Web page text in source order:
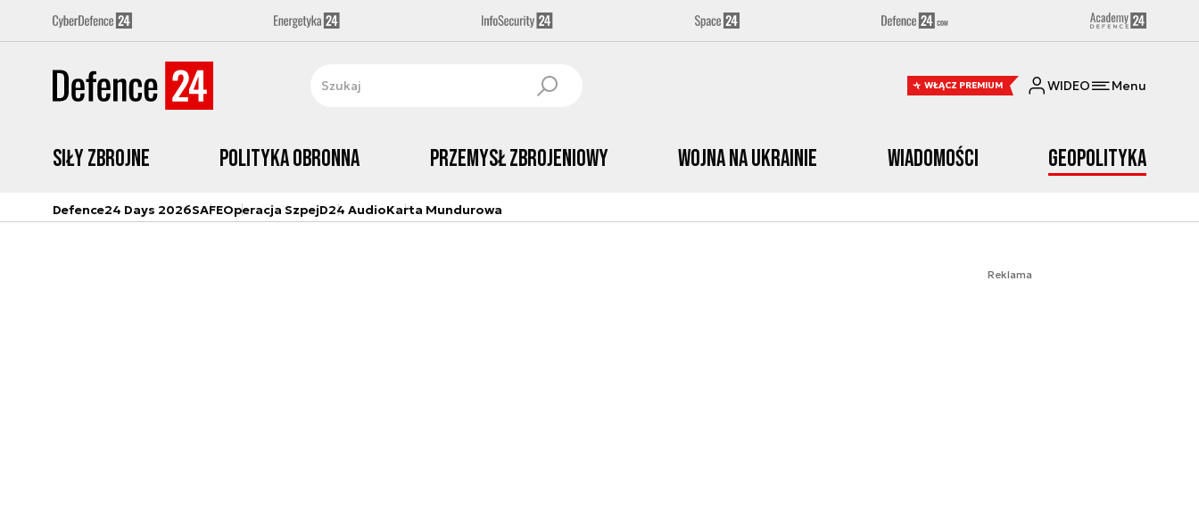
WŁĄCZ PREMIUM WIDEO Menu
Siły zbrojne Polityka obronna Przemysł Zbrojeniowy Wojna na Ukrainie Wiadomości Geopolityka
Defence24 Days 2026SAFEOperacja SzpejD24 AudioKarta Mundurowa
Reklama